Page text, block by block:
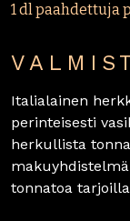
1 dl paahdettuja
Italialainen
perinteisesti
herkullista
tonnatoa